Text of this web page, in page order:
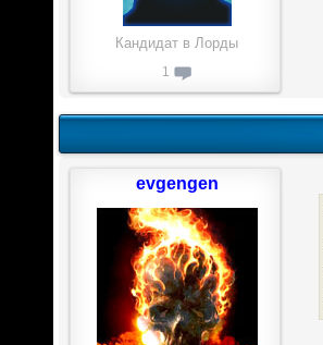
Кандидат в Лорды
1
evgengen